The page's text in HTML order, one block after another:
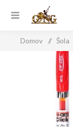
Domov / Šola